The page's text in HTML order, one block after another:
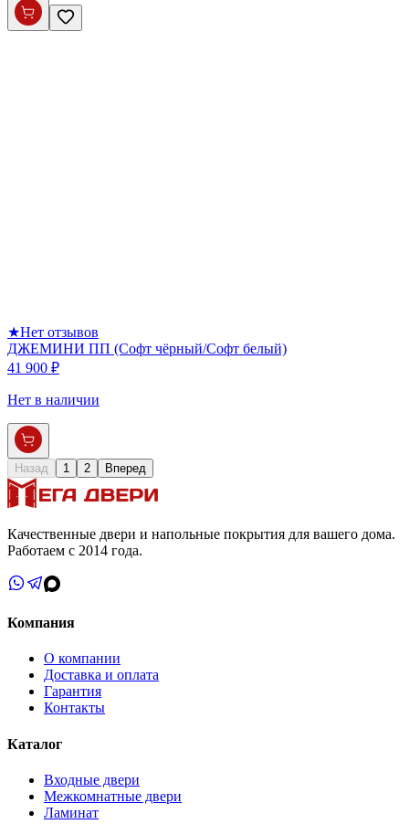
★Нет отзывов
ДЖЕМИНИ ПП (Софт чёрный/Софт белый)
41 900 ₽
Нет в наличии
Назад 1 2 Вперед
Качественные двери и напольные покрытия для вашего дома.
Работаем с 2014 года.
Компания
О компании
Доставка и оплата
Гарантия
Контакты
Каталог
Входные двери
Межкомнатные двери
Ламинат